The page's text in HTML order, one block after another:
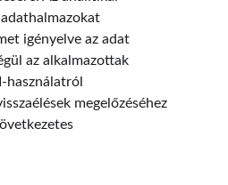
igényelve az adat
az alkalmazottak
használatról
megelőzéséhez